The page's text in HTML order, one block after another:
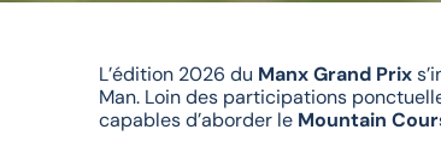
L’édition 2026 du Manx Grand Prix
Man. Loin des participations
capables d’aborder le Mountain